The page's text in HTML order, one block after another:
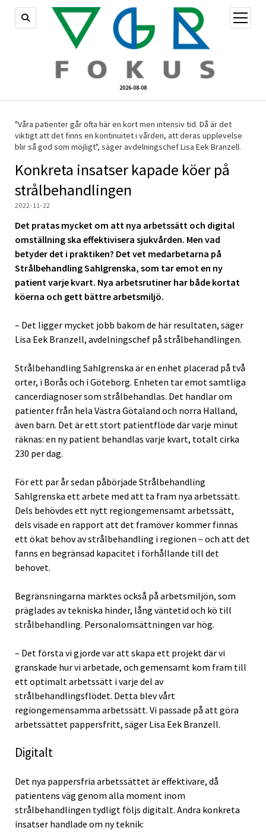
2026-08-08
öppna
meny
"Våra patienter går ofta här en kort men intensiv tid. Då är det
viktigt att det finns en kontinuitet i vården, att deras upplevelse
blir så god som möjligt", säger avdelningschef Lisa Eek Branzell.
Konkreta insatser kapade köer på
strålbehandlingen
2022-11-22
Det pratas mycket om att nya arbetssätt och digital
omställning ska effektivisera sjukvården. Men vad
betyder det i praktiken? Det vet medarbetarna på
Strålbehandling Sahlgrenska, som tar emot en ny
patient varje kvart. Nya arbetsrutiner har både kortat
köerna och gett bättre arbetsmiljö.
– Det ligger mycket jobb bakom de här resultaten, säger
Lisa Eek Branzell, avdelningschef på strålbehandlingen.
Strålbehandling Sahlgrenska är en enhet placerad på två
orter, i Borås och i Göteborg. Enheten tar emot samtliga
cancerdiagnoser som strålbehandlas. Det handlar om
patienter från hela Västra Götaland och norra Halland,
även barn. Det är ett stort patientflöde där varje minut
räknas: en ny patient behandlas varje kvart, totalt cirka
230 per dag.
För ett par år sedan påbörjade Strålbehandling
Sahlgrenska ett arbete med att ta fram nya arbetssätt.
Dels behövdes ett nytt regiongemensamt arbetssätt,
dels visade en rapport att det framöver kommer finnas
ett ökat behov av strålbehandling i regionen – och att det
fanns en begränsad kapacitet i förhållande till det
behovet.
Begränsningarna märktes också på arbetsmiljön, som
präglades av tekniska hinder, lång väntetid och kö till
strålbehandling. Personalomsättningen var hög.
– Det första vi gjorde var att skapa ett projekt där vi
granskade hur vi arbetade, och gemensamt kom fram till
ett optimalt arbetssätt i varje del av
strålbehandlingsflödet. Detta blev vårt
regiongemensamma arbetssätt. Vi passade på att göra
arbetssättet pappersfritt, säger Lisa Eek Branzell.
Digitalt
Det nya pappersfria arbetssättet är effektivare, då
patientens väg genom alla moment inom
strålbehandlingen tydligt följs digitalt. Andra konkreta
insatser handlade om ny teknik: